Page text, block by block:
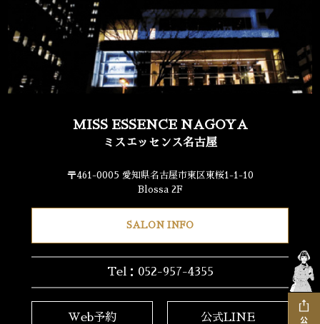
MISS ESSENCE NAGOYA
ミスエッセンス名古屋
〒461-0005 愛知県名古屋市東区東桜1-1-10
Blossa 2F
SALON INFO
Tel：052-957-4355
Web予約 公式LINE